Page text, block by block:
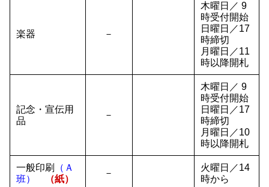
楽器 －
木曜日／ 9
時受付開始
日曜日／17
時締切
月曜日／11
時以降開札
記念・宣伝用
品
－
木曜日／ 9
時受付開始
日曜日／17
時締切
月曜日／10
時以降開札
一般印刷
（Ａ
班）
（紙）
－
火曜日／14
時から